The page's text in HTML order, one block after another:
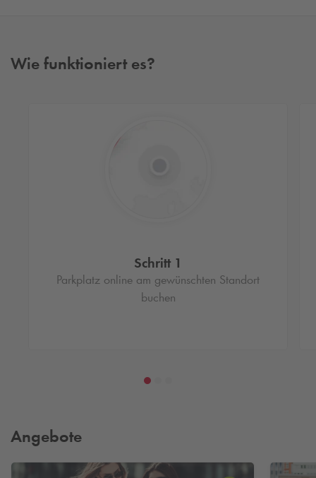
Wie funktioniert es?
Schritt 1
Parkplatz online am gewünschten Standort
buchen
Angebote